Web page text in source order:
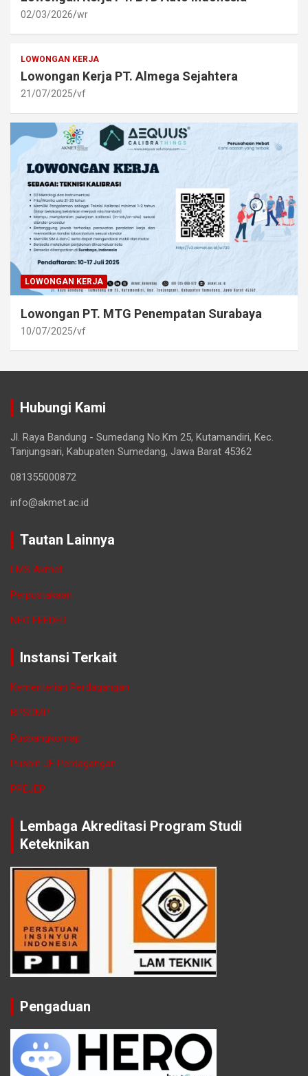
02/03/2026 wr
LOWONGAN KERJA
Lowongan Kerja PT. Almega Sejahtera
21/07/2025 vf
LOWONGAN KERJA
Lowongan PT. MTG Penempatan Surabaya
10/07/2025 vf
Hubungi Kami
Jl. Raya Bandung - Sumedang No.Km 25, Kutamandiri, Kec.
Tanjungsari, Kabupaten Sumedang, Jawa Barat 45362
081355000872
info@akmet.ac.id
Tautan Lainnya
LMS Akmet
Perpustakaan
NEO FEEDER
Instansi Terkait
Kementerian Perdagangan
BPSDMP
Pusbangkomap
Pusbin JF Perdagangan
PPEJEP
Lembaga Akreditasi Program Studi
Keteknikan
Pengaduan